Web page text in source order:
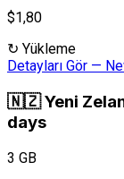
$1,80
↻ Yükleme
Detayları Gör —
🇳🇿Yeni
days
3 GB